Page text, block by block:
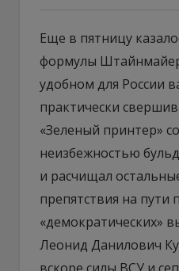
Еще в пятницу
формулы
удобном для России
практически
«Зеленый принтер»
неизбежностью
и расчищал
препятствия на пути
«демократических»
Леонид Данилович
вскоре силы ВСУ и